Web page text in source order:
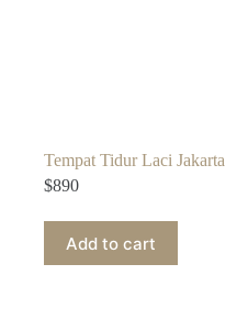
Tempat Tidur Laci Jakarta
$890
Add to cart